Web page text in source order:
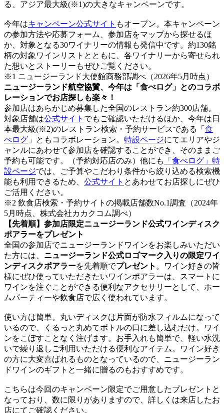
る、アジア最大級(※1)の大きなキャンペーンです。
今年はキャンペーン公式サイト もオープン。本キャンペーン
の参加方法や応募フォーム、参加店をマップから探せるほ
か、対象となる30ワイナリーの情報も発信中です。約130銘
柄の対象ワインリストとともに、各ワイナリーから寄せられ
た想いとストーリーもぜひご覧ください。
※1 ニュージーランド大使館商務部調べ（2026年5月時点）
ニュージーランド航空協賛、今年は 「食べログ」とのコラボ
レーションでお店探しも楽々！
参加店はあらかじめ募集した全国のレストラン約300店舗。
対象店舗は公式サイト でもご確認いただけるほか、今年は日
本最大級(※2)のレストラン検索・予約サービスである「 食
べログ 」ともコラボレーション。 特設ページにてエリアやジ
ャンルにあわせて参加店を確認することができ、そのままご
予約も可能です。（予約対応店のみ）他にも
「食べログ」特
設ページでは、ご予算やこだわり条件から絞り込める検索機
能も利用できるため、 公式サイト とあわせてお店探しにぜひ
ご活用ください。
※2 飲食店検索・予約サイトの掲載店舗数No.1調査（2024年
5月時点、株式会社カカクコム調べ）
【先着順】参加店限定ニュージーランド公式ワインディスク
ポアラーをプレゼント
全国の参加店でニュージーランドワインをお楽しみいただい
た方には、 ニュージーランド公式ロゴマーク入りの限定ワイ
ンディスクポアラーを先着順でプレゼント 。ワイン好きの皆
様にぜひ使っていただきたいワインポアラーは、スマートに
ワインを注ぐことができる便利なアクセサリーとして、ホー
ムパーティーや飲食店で広く使われています。
使い方は簡単。丸いディスクは片面が防水フィルムになって
いるので、くるっと丸めてボトルの口に差し込むだけ。ワイ
ンをこぼすことなく注げます。お手入れも簡単で、軽い水洗
いで繰り返しご利用いただける便利なアイテム。ワイン好き
の方に大変喜ばれるものとなっているので、ニュージーラン
ドワインのギフトと一緒に贈るのもおすすめです。
こちらは今回のキャンペーン限定でご用意したプレゼントと
なっており、数に限りがありますので、詳しくは来店したお
店にてご確認ください。